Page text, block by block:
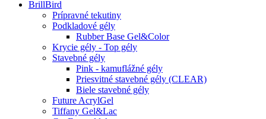
BrillBird
Prípravné tekutiny
Podkladové gély
Rubber Base Gel&Color
Krycie gély - Top gély
Stavebné gély
Pink - kamuflážné gély
Priesvitné stavebné gély (CLEAR)
Biele stavebné gély
Future AcrylGel
Tiffany Gel&Lac